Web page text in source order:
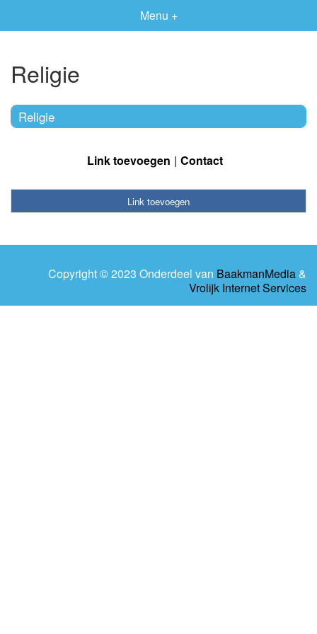
Menu +
Religie
Religie
Link toevoegen Contact
Link toevoegen
Copyright © 2023 Onderdeel van BaakmanMedia &
Vrolijk Internet Services